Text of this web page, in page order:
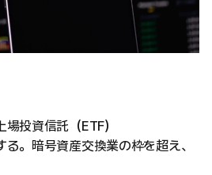
投資信託（ETF）
。暗号資産交換業の枠を超え、